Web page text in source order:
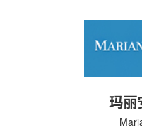
玛丽